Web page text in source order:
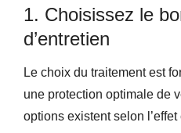
1. Choisissez le
d’entretien
Le choix du traitement est
une protection optimale de
options existent selon l’effet